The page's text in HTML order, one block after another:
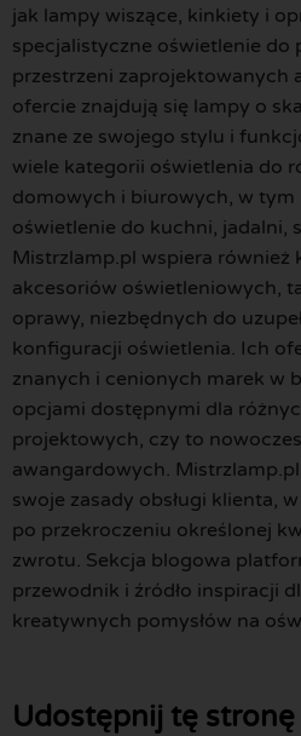
jak lampy wiszące, kinkiety i
specjalistyczne oświetlenie do
przestrzeni zaprojektowanych
ofercie znajdują się lampy o
znane ze swojego stylu i
wiele kategorii oświetlenia do
domowych i biurowych, w tym
oświetlenie do kuchni, jadalni,
Mistrzlamp.pl wspiera również
akcesoriów oświetleniowych,
oprawy, niezbędnych do
konfiguracji oświetlenia. Ich
znanych i cenionych marek w
opcjami dostępnymi dla
projektowych, czy to
awangardowych.
swoje zasady obsługi klienta,
po przekroczeniu określonej
zwrotu. Sekcja blogowa
przewodnik i źródło inspiracji
kreatywnych pomysłów na
Udostępnij tę stronę